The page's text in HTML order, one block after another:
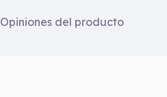
Opiniones del producto